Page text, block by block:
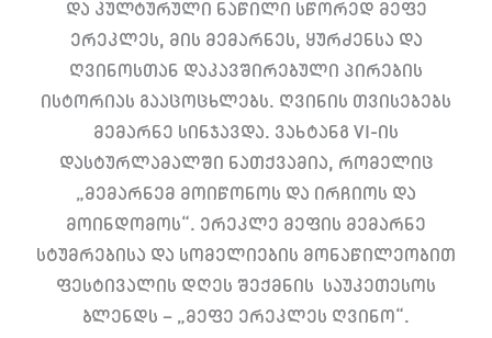
და კულტურული ნაწილი სწორედ მეფე
ერეკლეს, მის მემარნეს, ყურძენსა და
ღვინოსთან დაკავშირებული პირების
ისტორიას გააცოცხლებს. ღვინის თვისებებს
მემარნე სინჯავდა. ვახტანგ VI-ის
დასტურლამალში ნათქვამია, რომელიც
„მემარნემ მოიწონოს და ირჩიოს და
მოინდომოს“. ერეკლე მეფის მემარნე
სტუმრებისა და სომელიების მონაწილეობით
ფესტივალის დღეს შექმნის საუკეთესოს
ბლენდს – „მეფე ერეკლეს ღვინო“.